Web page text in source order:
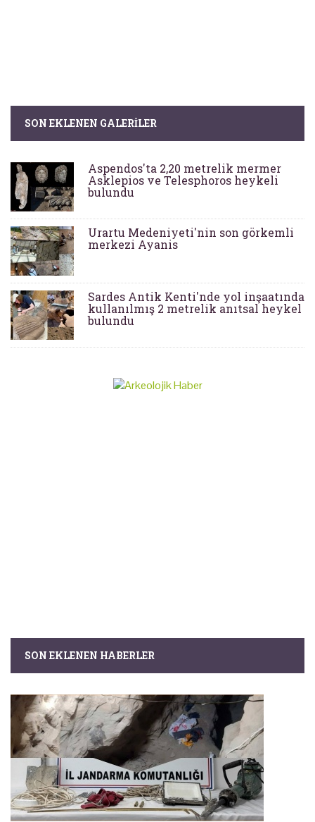
SON EKLENEN GALERILER
Aspendos'ta 2,20 metrelik mermer
Asklepios ve Telesphoros heykeli
bulundu
Urartu Medeniyeti'nin son görkemli
merkezi Ayanis
Sardes Antik Kenti'nde yol inşaatında
kullanılmış 2 metrelik anıtsal heykel
bulundu
SON EKLENEN HABERLER